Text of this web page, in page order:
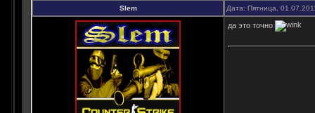
Slem Дата: Пятница,
да это точно